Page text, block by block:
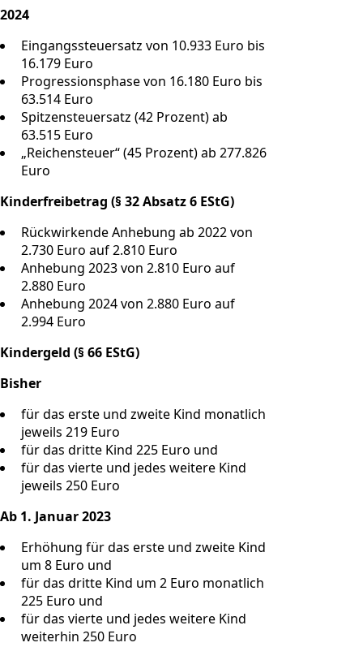
2024
Eingangssteuersatz von 10.933 Euro bis
16.179 Euro
Progressionsphase von 16.180 Euro bis
63.514 Euro
Spitzensteuersatz (42 Prozent) ab
63.515 Euro
„Reichensteuer“ (45 Prozent) ab 277.826
Euro
Kinderfreibetrag (§ 32 Absatz 6 EStG)
Rückwirkende Anhebung ab 2022 von
2.730 Euro auf 2.810 Euro
Anhebung 2023 von 2.810 Euro auf
2.880 Euro
Anhebung 2024 von 2.880 Euro auf
2.994 Euro
Kindergeld (§ 66 EStG)
Bisher
für das erste und zweite Kind monatlich
jeweils 219 Euro
für das dritte Kind 225 Euro und
für das vierte und jedes weitere Kind
jeweils 250 Euro
Ab 1. Januar 2023
Erhöhung für das erste und zweite Kind
um 8 Euro und
für das dritte Kind um 2 Euro monatlich
225 Euro und
für das vierte und jedes weitere Kind
weiterhin 250 Euro